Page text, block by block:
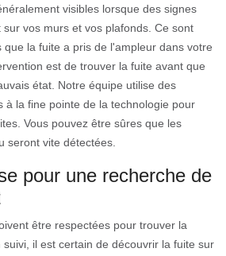
visibles lorsque des signes
vos murs et vos plafonds. Ce sont
que la fuite a pris de l'ampleur dans votre
est de trouver la fuite avant que
état. Notre équipe utilise des
à la fine pointe de la technologie pour
Vous pouvez être sûres que les
seront vite détectées.
pour une recherche de
être respectées pour trouver la
suivi, il est certain de découvrir la fuite sur